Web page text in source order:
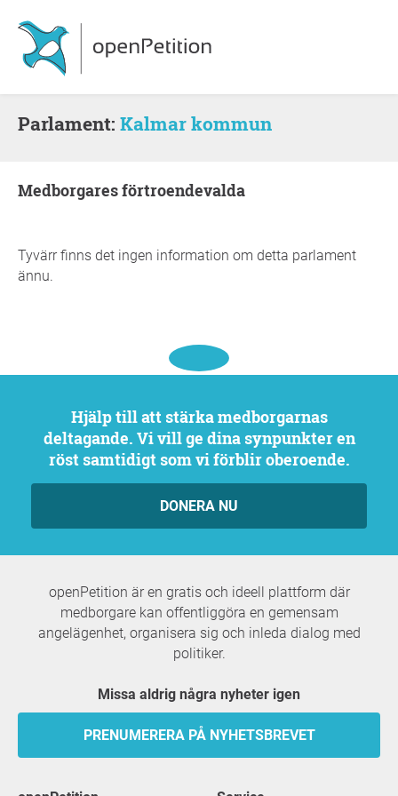
Parlament: Kalmar kommun
medborgares förtroendevalda
Tyvärr finns det ingen information om detta parlament
ännu.
Hjälp till att stärka medborgarnas
deltagande. Vi vill ge dina synpunkter en
röst samtidigt som vi förblir oberoende.
DONERA NU
openPetition är en gratis och ideell plattform där
medborgare kan offentliggöra en gemensam
angelägenhet, organisera sig och inleda dialog med
politiker.
Missa aldrig några nyheter igen
PRENUMERERA PÅ NYHETSBREVET